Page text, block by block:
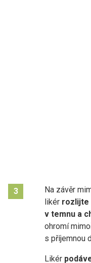
3
Na závěr
likér rozlijte
v temnu a
ohromí
s příjemnou
Likér